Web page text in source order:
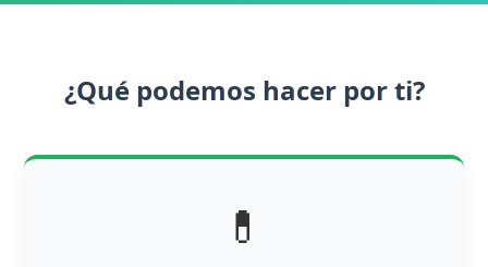
¿Qué podemos hacer por ti?
💊